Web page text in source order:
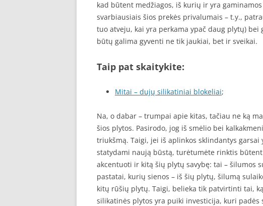
kad būtent medžiagos, iš kurių ir yra
svarbiausiais šios prekės privalumais – t.y.,
tuo atveju, kai yra perkama ypač daug plytų)
būtų galima gyventi ne tik jaukiai, bet ir sveikai.
Taip pat skaitykite:
Mitai – dujų silikatiniai blokeliai;
Na, o dabar – trumpai apie kitas, tačiau ne ką
šios plytos. Pasirodo, jog iš smėlio bei
triukšmą. Taigi, jei iš aplinkos sklindantys
statydami naują būstą, turėtumėte rinktis
akcentuoti ir kitą šių plytų savybę: tai – šilumos
pastatai, kurių sienos – iš šių plytų, šilumą
kitų rūšių plytų. Taigi, belieka tik patvirtinti tai,
silikatinės plytos yra puiki investicija, kuri